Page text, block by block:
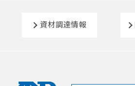
資材調達情報